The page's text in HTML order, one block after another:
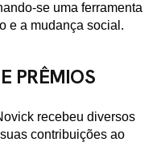
se uma ferramenta
e a mudança social.
PRÊMIOS
recebeu diversos
contribuições ao